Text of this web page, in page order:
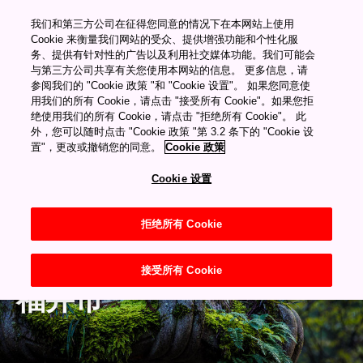
My Favorites
福井市
我们和第三方公司在征得您同意的情况下在本网站上使用
Cookie 来衡量我们网站的受众、提供增强功能和个性化服
务、提供有针对性的广告以及利用社交媒体功能。我们可能会
与第三方公司共享有关您使用本网站的信息。 更多信息，请
参阅我们的 "Cookie 政策 "和 "Cookie 设置"。 如果您同意使
用我们的所有 Cookie，请点击 "接受所有 Cookie"。如果您拒
绝使用我们的所有 Cookie，请点击 "拒绝所有 Cookie"。 此
外，您可以随时点击 "Cookie 政策 "第 3.2 条下的 "Cookie 设
置"，更改或撤销您的同意。
Cookie 政策
Cookie 设置
拒绝所有 Cookie
接受所有 Cookie